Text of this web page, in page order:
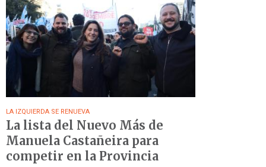
LA IZQUIERDA SE RENUEVA
La lista del Nuevo Más de
Manuela Castañeira para
competir en la Provincia